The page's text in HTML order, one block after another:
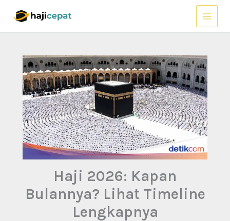
Haji 2026: Kapan
Bulannya? Lihat Timeline
Lengkapnya